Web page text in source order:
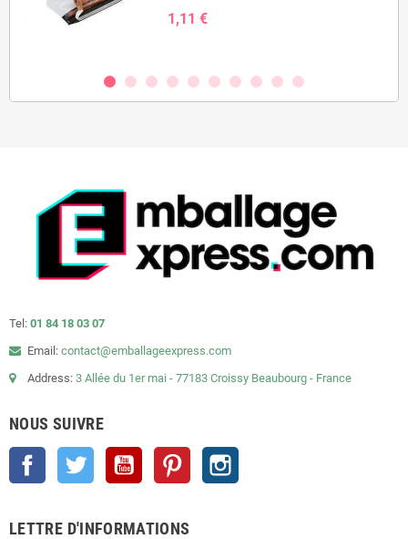
1,11 €
Tel: 01 84 18 03 07
Email: contact@emballageexpress.com
Address: 3 Allée du 1er mai - 77183 Croissy Beaubourg - France
NOUS SUIVRE
Facebook Twitter YouTube Pinterest
LETTRE D'INFORMATIONS